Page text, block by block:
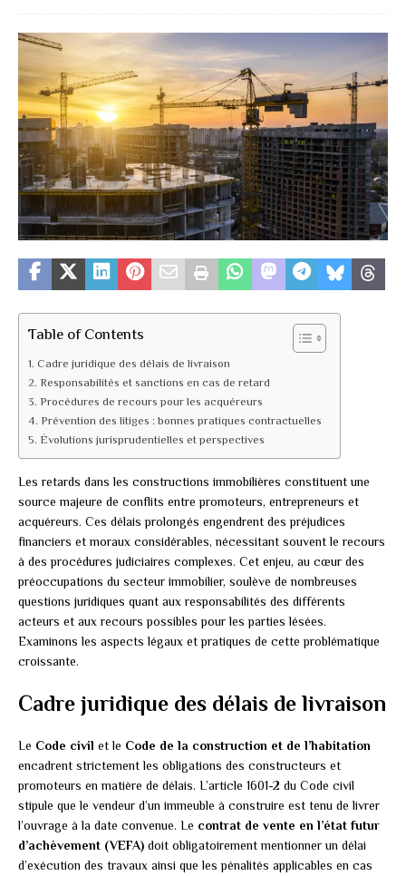
Table of Contents
Cadre juridique des délais de livraison
Responsabilités et sanctions en cas de retard
Procédures de recours pour les acquéreurs
Prévention des litiges : bonnes pratiques contractuelles
Évolutions jurisprudentielles et perspectives
Les retards dans les constructions immobilières constituent une
source majeure de conflits entre promoteurs, entrepreneurs et
acquéreurs. Ces délais prolongés engendrent des préjudices
financiers et moraux considérables, nécessitant souvent le recours
à des procédures judiciaires complexes. Cet enjeu, au cœur des
préoccupations du secteur immobilier, soulève de nombreuses
questions juridiques quant aux responsabilités des différents
acteurs et aux recours possibles pour les parties lésées.
Examinons les aspects légaux et pratiques de cette problématique
croissante.
Cadre juridique des délais de livraison
Le Code civil et le Code de la construction et de l’habitation
encadrent strictement les obligations des constructeurs et
promoteurs en matière de délais. L’article 1601-2 du Code civil
stipule que le vendeur d’un immeuble à construire est tenu de livrer
l’ouvrage à la date convenue. Le contrat de vente en l’état futur
d’achèvement (VEFA) doit obligatoirement mentionner un délai
d’exécution des travaux ainsi que les pénalités applicables en cas